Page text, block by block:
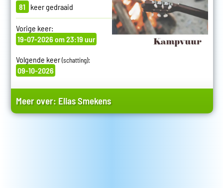
81 keer gedraaid
Vorige keer:
19-07-2026 om 23:19 uur
Volgende keer(schatting):
09-10-2026
Meer over: Elias Smekens